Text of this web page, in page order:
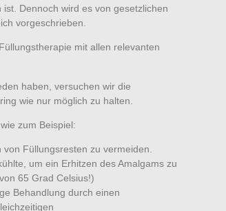
Dennoch wird es von gesetzlichen
vorgeschrieben.
mit allen relevanten
haben, versuchen wir die
wie nur möglich zu halten.
zum Beispiel:
Füllungsresten zu vermeiden.
um ein Erhitzen des Amalgams zu
65 Grad Celsius!)
Behandlung durch einen